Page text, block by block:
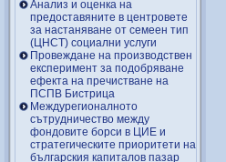
Анализ и оценка на
предоставяните в центровете
за настаняване от семеен тип
(ЦНСТ) социални услуги
Провеждане на производствен
експеримент за подобряване
ефекта на пречистване на
ПСПВ Бистрица
Междурегионалното
сътрудничество между
фондовите борси в ЦИЕ и
стратегическите приоритети на
българския капиталов пазар